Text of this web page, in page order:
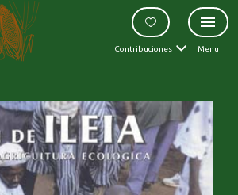
Contribuciones Menu